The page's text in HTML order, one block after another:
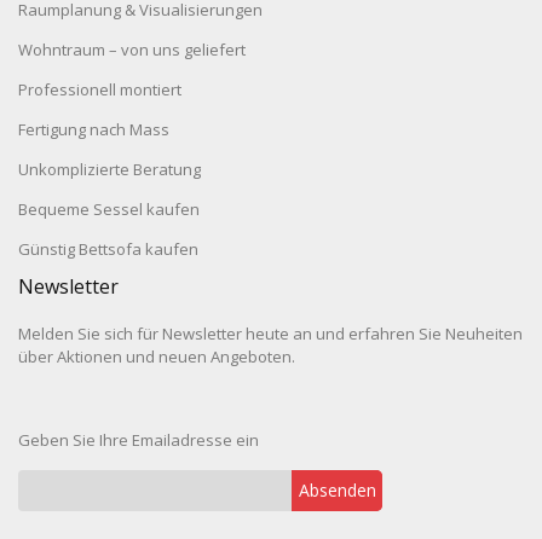
Raumplanung & Visualisierungen
Wohntraum – von uns geliefert
Professionell montiert
Fertigung nach Mass
Unkomplizierte Beratung
Bequeme Sessel kaufen
Günstig Bettsofa kaufen
Newsletter
Melden Sie sich für Newsletter heute an und erfahren Sie Neuheiten
über Aktionen und neuen Angeboten.
Geben Sie Ihre Emailadresse ein
Absenden